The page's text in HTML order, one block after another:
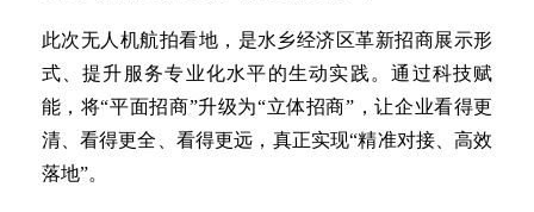
此次无人机航拍看地，是水乡经济区革新招商展示形
式、提升服务专业化水平的生动实践。通过科技赋
能，将“平面招商”升级为“立体招商”，让企业看得更
清、看得更全、看得更远，真正实现“精准对接、高效
落地”。